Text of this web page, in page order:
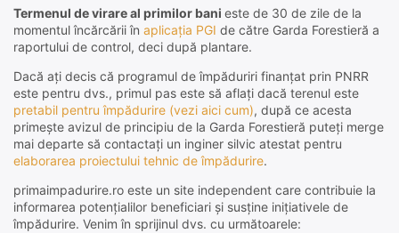
Termenul de virare al primilor bani este de 30 de zile de la
momentul încărcării în aplicația PGI de către Garda Forestieră a
raportului de control, deci după plantare.
Dacă ați decis că programul de împăduriri finanțat prin PNRR
este pentru dvs., primul pas este să aflați dacă terenul este
pretabil pentru împădurire (vezi aici cum), după ce acesta
primește avizul de principiu de la Garda Forestieră puteți merge
mai departe să contactați un inginer silvic atestat pentru
elaborarea proiectului tehnic de împădurire.
primaimpadurire.ro este un site independent care contribuie la
informarea potențialilor beneficiari și susține inițiativele de
împădurire. Venim în sprijinul dvs. cu următoarele: